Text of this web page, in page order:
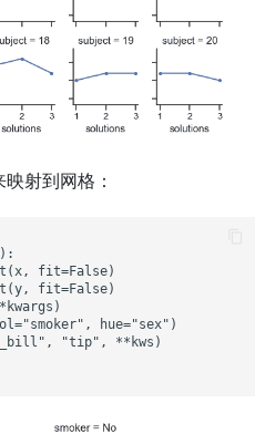
射到网格：
fit=False)
fit=False)
hue="sex")
"tip", **kws)